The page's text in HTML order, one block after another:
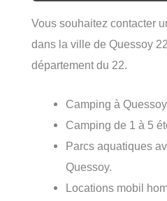
Vous souhaitez contacter
dans la ville de Quessoy
département du 22.
Camping à
Camping de 1 à 5
Parcs aquatiques
Quessoy.
Locations mobil